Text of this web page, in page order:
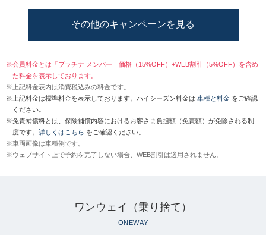
その他のキャンペーンを見る
※会員料金とは「プラチナ メンバー」価格（15%OFF）+WEB割引（5%OFF）を含め
た料金を表示しております。
※ 上記料金表内は消費税込みの料金です。
※ 上記料金は標準料金を表示しております。ハイシーズン料金は 車種と料金 をご確認
ください。
※免責補償料とは、保険補償内容におけるお客さま負担額（免責額）が免除される制
度です。 詳しくはこちら をご確認ください。
※車両画像は車種例です。
※ウェブサイト上で予約を完了しない場合、WEB割引は適用されません。
ワンウェイ（乗り捨て）
ONEWAY